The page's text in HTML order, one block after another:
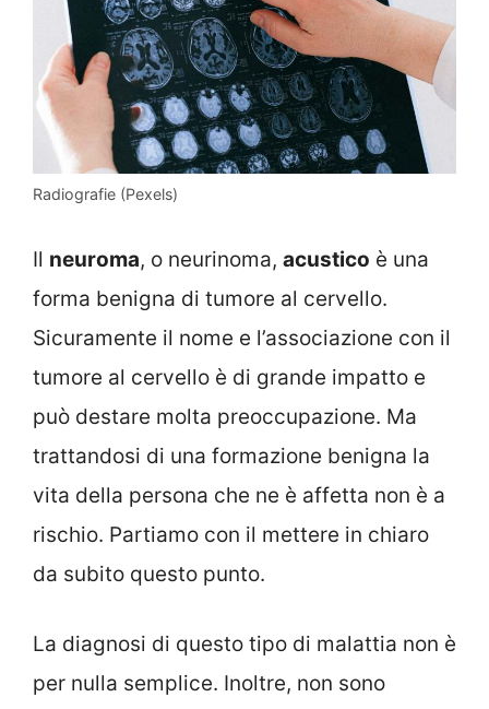
Radiografie (Pexels)
Il neuroma, o neurinoma, acustico è una
forma benigna di tumore al cervello.
Sicuramente il nome e l’associazione con il
tumore al cervello è di grande impatto e
può destare molta preoccupazione. Ma
trattandosi di una formazione benigna la
vita della persona che ne è affetta non è a
rischio. Partiamo con il mettere in chiaro
da subito questo punto.
La diagnosi di questo tipo di malattia non è
per nulla semplice. Inoltre, non sono